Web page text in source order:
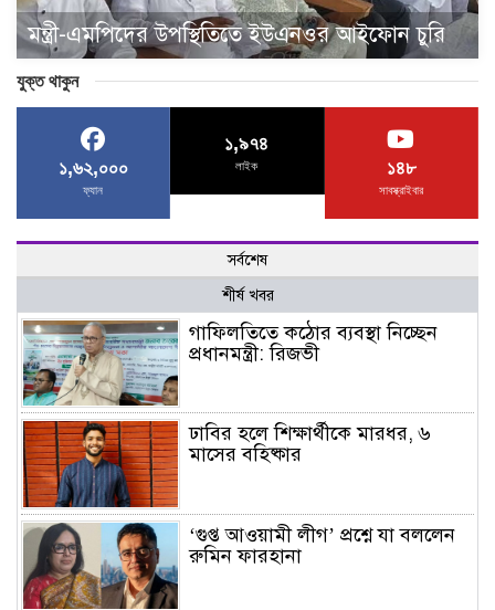
মন্ত্রী-এমপিদের উপস্থিতিতে ইউএনওর আইফোন চুরি
যুক্ত থাকুন
১,৬২,০০০
ফ্যান
১,৯৭৪
লাইক ১৪৮
সাবস্ক্রাইবার
সর্বশেষ
শীর্ষ খবর
গাফিলতিতে কঠোর ব্যবস্থা নিচ্ছেন
প্রধানমন্ত্রী: রিজভী
ঢাবির হলে শিক্ষার্থীকে মারধর, ৬
মাসের বহিষ্কার
‘গুপ্ত আওয়ামী লীগ’ প্রশ্নে যা বললেন
রুমিন ফারহানা